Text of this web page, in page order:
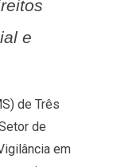
e
de Três
de
em